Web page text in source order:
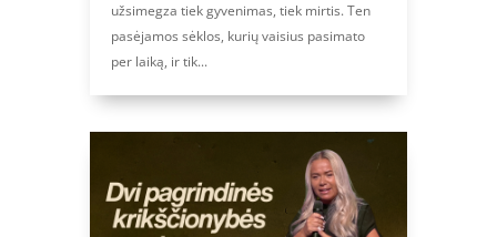
užsimegza tiek gyvenimas, tiek mirtis. Ten
pasėjamos sėklos, kurių vaisius pasimato
per laiką, ir tik...